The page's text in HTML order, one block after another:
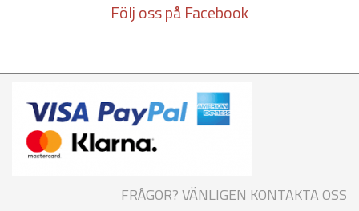
Följ oss på Facebook
FRÅGOR? VÄNLIGEN KONTAKTA OSS